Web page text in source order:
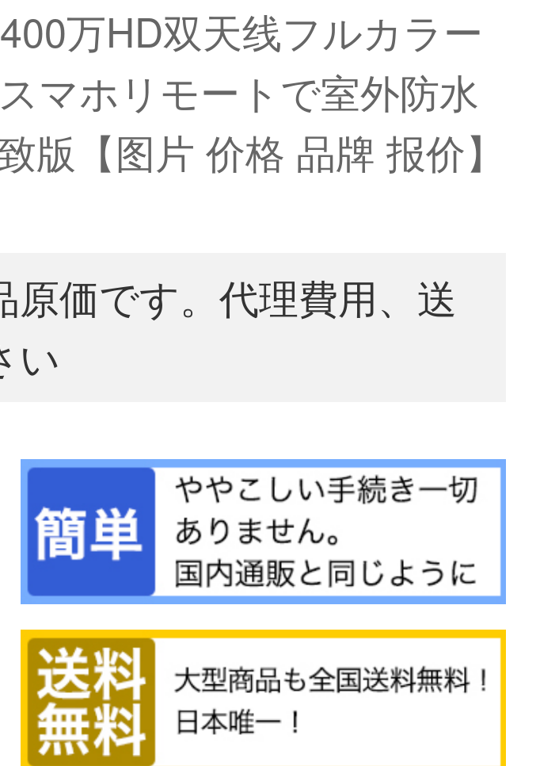
万HD双天线フルカラー
マホリモートで室外防水
版【图片 价格 品牌 报价】
価です。代理費用、送
い